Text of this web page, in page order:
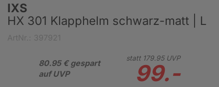
IXS
HX 301 Klapphelm schwarz-matt | L
80.95 € gespart
auf UVP
statt 179.95UVP
99.-